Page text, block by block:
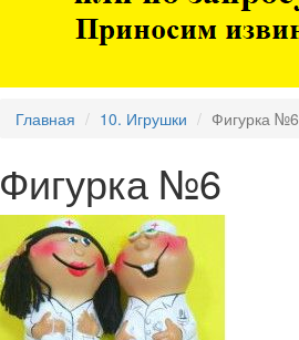
Главная 10. Игрушки Фигурка №6
Фигурка №6